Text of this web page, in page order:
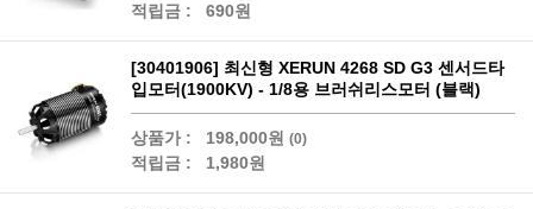
적립금 : 690원
[30401906] 최신형 XERUN 4268 SD G3 센서드타
입모터(1900KV) - 1/8용 브러쉬리스모터 (블랙)
상품가 : 198,000원 (0)
적립금 : 1,980원